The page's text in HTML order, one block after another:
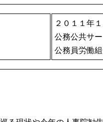
２０１１年
公務公共サ
公務員労働